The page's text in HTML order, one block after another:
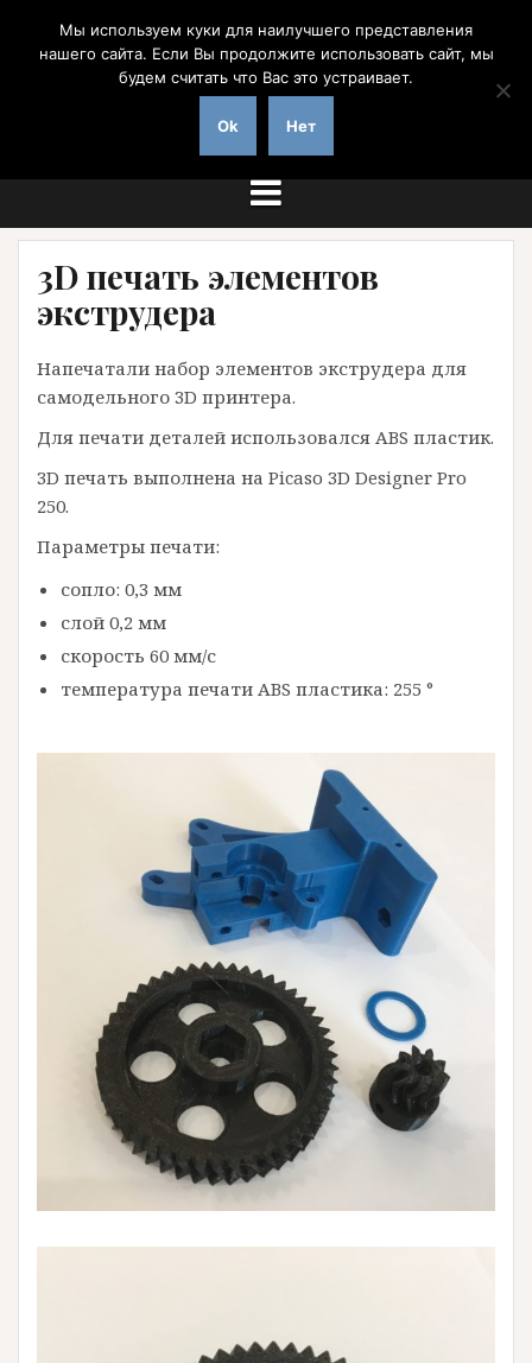
содержимому
на заказ с доставкой по России
3D печать элементов
экструдера
Напечатали набор элементов экструдера для
самодельного 3D принтера.
Для печати деталей использовался ABS пластик.
3D печать выполнена на Picaso 3D Designer Pro
250.
Параметры печати:
сопло: 0,3 мм
слой 0,2 мм
скорость 60 мм/с
температура печати ABS пластика: 255 °
Мы используем куки для наилучшего представления
нашего сайта. Если Вы продолжите использовать сайт, мы
будем считать что Вас это устраивает.
Ok Нет